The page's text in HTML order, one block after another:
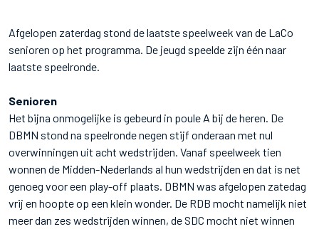
Afgelopen zaterdag stond de laatste speelweek van de LaCo
senioren op het programma. De jeugd speelde zijn één naar
laatste speelronde.
Senioren
Het bijna onmogelijke is gebeurd in poule A bij de heren. De
DBMN stond na speelronde negen stijf onderaan met nul
overwinningen uit acht wedstrijden. Vanaf speelweek tien
wonnen de Midden-Nederlands al hun wedstrijden en dat is net
genoeg voor een play-off plaats. DBMN was afgelopen zatedag
vrij en hoopte op een klein wonder. De RDB mocht namelijk niet
meer dan zes wedstrijden winnen, de SDC mocht niet winnen